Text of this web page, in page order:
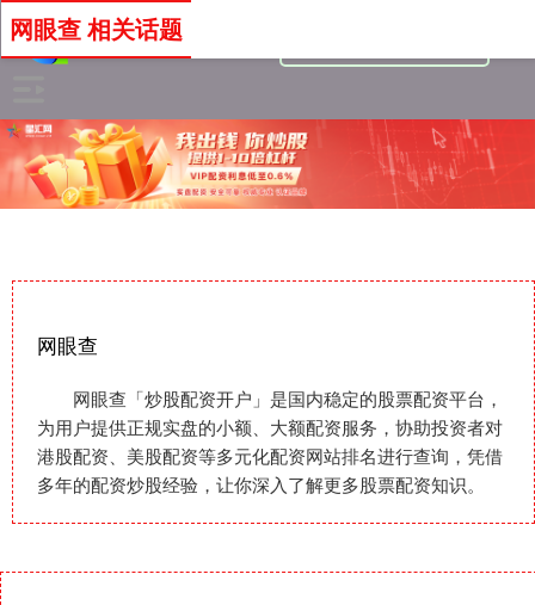
网眼查
网眼查「炒股配资开户」是国内稳定的股票配资平台，
为用户提供正规实盘的小额、大额配资服务，协助投资者对
港股配资、美股配资等多元化配资网站排名进行查询，凭借
多年的配资炒股经验，让你深入了解更多股票配资知识。
网眼查 相关话题